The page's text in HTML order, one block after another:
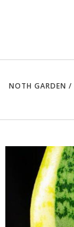
NOTH GARDEN /